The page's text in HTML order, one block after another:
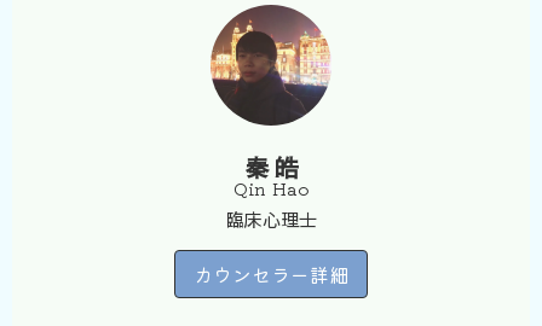
秦 皓
Qin Hao
臨床心理士
カウンセラー詳細